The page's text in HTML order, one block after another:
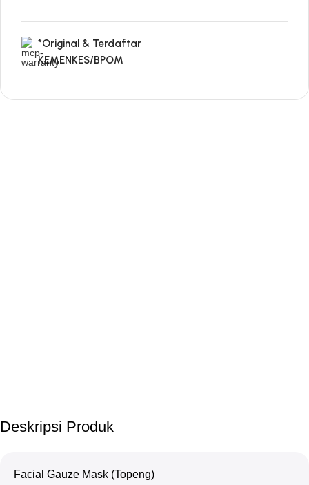
*Original & Terdaftar
KEMENKES/BPOM
Deskripsi Produk
Facial Gauze Mask (Topeng)